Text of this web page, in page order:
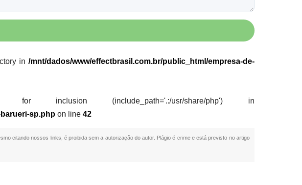
in /mnt/dados/www/effectbrasil.com.br/public_html/empresa-de-
inclusion (include_path='.:/usr/share/php') in
sp.php on line42
citando nossos links, é proibida sem a autorização do autor. Plágio é crime e está previsto no artigo